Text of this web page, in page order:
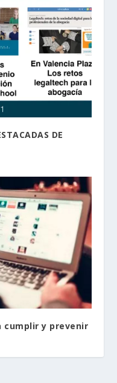
DE
cumplir y prevenir